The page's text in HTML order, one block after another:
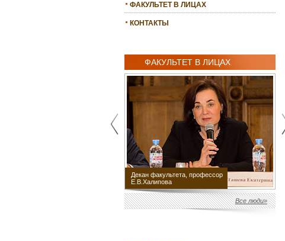
ФАКУЛЬТЕТ В ЛИЦАХ
КОНТАКТЫ
ФАКУЛЬТЕТ В ЛИЦАХ
Декан факультета, профессор
Е.В.Халипова
Все люди»